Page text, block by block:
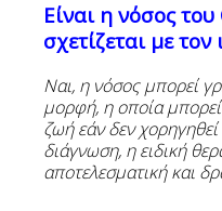
Είναι η νόσος του
σχετίζεται με τον
Ναι, η νόσος μπορεί
μορφή, η οποία μπορεί
ζωή εάν δεν
διάγνωση, η ειδική
αποτελεσματική και